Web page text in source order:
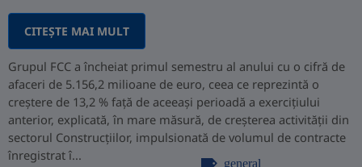
CITEŞTE MAI MULT
Grupul FCC a încheiat primul semestru al anului cu o cifră de
afaceri de 5.156,2 milioane de euro, ceea ce reprezintă o
creștere de 13,2 % față de aceeași perioadă a exercițiului
anterior, explicată, în mare măsură, de creșterea activității din
sectorul Construcțiilor, impulsionată de volumul de contracte
înregistrat î...
general